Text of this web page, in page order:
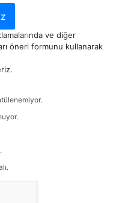
ve diğer
öneri formunu kullanarak